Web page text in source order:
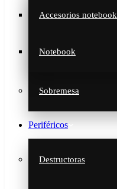
Accesorios notebook
Notebook
Sobremesa
Periféricos
Destructoras